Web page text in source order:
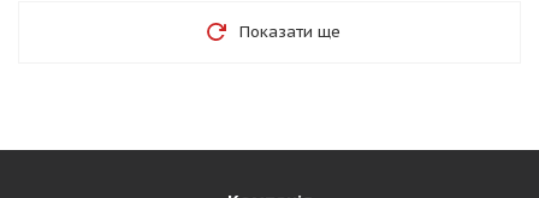
Показати ще